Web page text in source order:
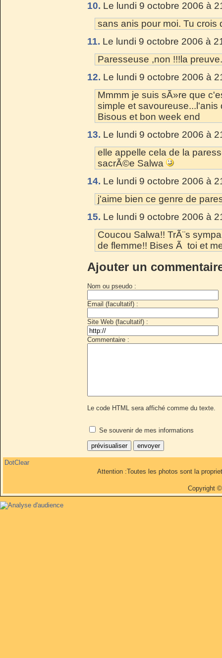
10. Le lundi 9 octobre 2006 à
sans anis pour moi. Tu crois
11. Le lundi 9 octobre 2006 à
Paresseuse ,non !!!la
12. Le lundi 9 octobre 2006 à
Mmmm je suis sÃ»re que
simple et
Bisous et bon week end
13. Le lundi 9 octobre 2006 à
elle appelle cela de la
sacrÃ©e Salwa
14. Le lundi 9 octobre 2006 à
j'aime bien ce genre de
15. Le lundi 9 octobre 2006 à
Coucou Salwa!! TrÃ¨s
de flemme!! Bises Ã toi et
Ajouter un
Nom ou pseudo :
Email (facultatif) :
Site Web (facultatif) :
Commentaire :
Le code HTML sera affiché comme du texte.
Se souvenir de mes informations
DotClear
Attention :Toutes les photos sont la
Copyright